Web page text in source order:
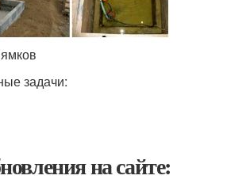
задачи:
на сайте: